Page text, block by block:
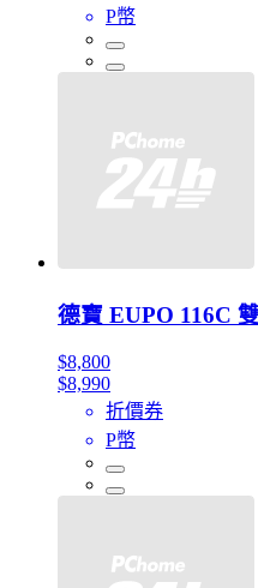
P幣
德寶 EUPO 116C
$8,800
$8,990
折價券
P幣